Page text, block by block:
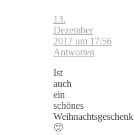
13.
Dezember
2017 um 17:56
Antworten
Ist
auch
ein
schönes
Weihnachtsgeschenk
🙂